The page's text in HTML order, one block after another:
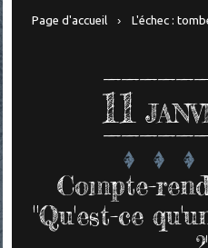
Page d'accueil L'échec :
11
Compte-
"Qu'est-ce